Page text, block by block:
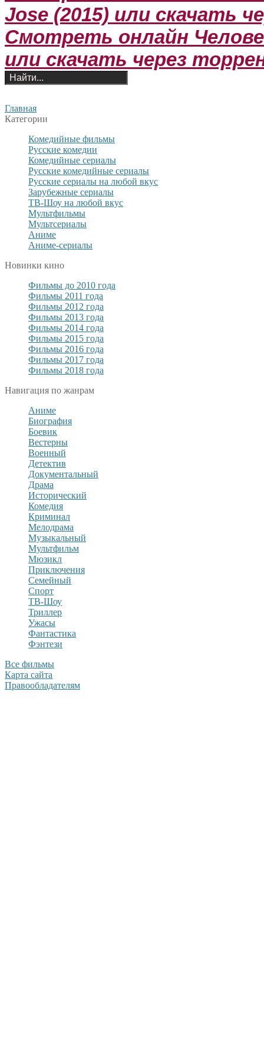
Jose (2015) или скачать
Смотреть онлайн
или скачать через
Главная
Категории
Комедийные фильмы
Русские комедии
Комедийные сериалы
Русские комедийные сериалы
Русские сериалы на любой вкус
Зарубежные сериалы
ТВ-Шоу на любой вкус
Мультфильмы
Мультсериалы
Аниме
Аниме-сериалы
Новинки кино
Фильмы до 2010 года
Фильмы 2011 года
Фильмы 2012 года
Фильмы 2013 года
Фильмы 2014 года
Фильмы 2015 года
Фильмы 2016 года
Фильмы 2017 года
Фильмы 2018 года
Навигация по жанрам
Аниме
Биография
Боевик
Вестерны
Военный
Детектив
Документальный
Драма
Исторический
Комедия
Криминал
Мелодрама
Музыкальный
Мультфильм
Мюзикл
Приключения
Семейный
Спорт
ТВ-Шоу
Триллер
Ужасы
Фантастика
Фэнтези
Все фильмы
Карта сайта
Правообладателям